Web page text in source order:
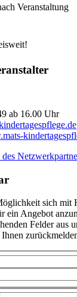
Veranstaltung
ab 16.00 Uhr
sich mit
ein Angebot
Felder aus